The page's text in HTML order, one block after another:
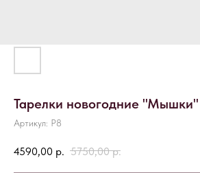
Тарелки новогодние "Мышки"
Артикул: P8
4590,00 р. 5750,00 р.